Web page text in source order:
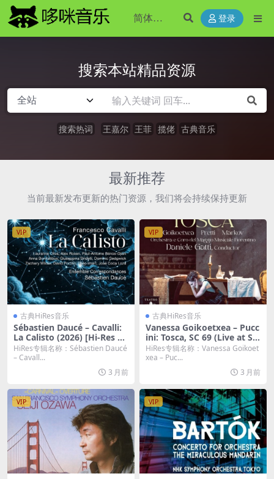
登录
搜索本站精品资源
搜索热词 王嘉尔 王菲 揽佬 古典音乐
最新推荐
当前最新发布更新的热门资源，我们将会持续保持更新
VIP
古典HiRes音乐
Sébastien Daucé – Cavalli:
La Calisto (2026) [Hi-Res 24
bit/48KHz FLAC]
HiRes专辑名称：Sébastien Daucé
– Cavall...
3 月前
VIP
古典HiRes音乐
Vanessa Goikoetxea – Pucc
ini: Tosca, SC 69 (Live at Sal
a grande del Teatro del Ma
ggio Musicale Fiorentino, F
lorence, 6/4/2024) (2026)
[Hi-Res 24bit/48KHz FLAC]
HiRes专辑名称：Vanessa Goikoet
xea – Puc...
3 月前
VIP VIP